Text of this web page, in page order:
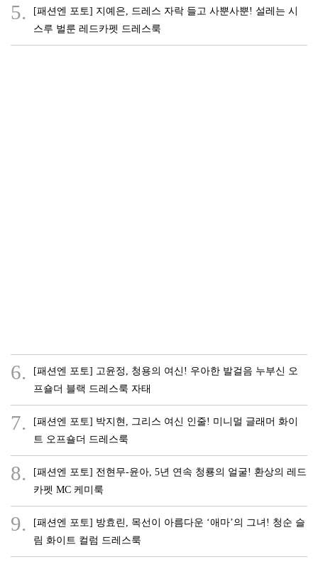
5.
[패션엔 포토] 지예은, 드레스 자락 들고 사뿐사뿐! 설레는 시
스루 벌룬 레드카펫 드레스룩
6.
[패션엔 포토] 고윤정, 청용의 여신! 우아한 발걸음 누부신 오
프숄더 블랙 드레스룩 자태
7.
[패션엔 포토] 박지현, 그리스 여신 인줄! 미니멀 글래머 화이
트 오프숄더 드레스룩
8.
[패션엔 포토] 전현무-윤아, 5년 연속 청룡의 얼굴! 환상의 레드
카펫 MC 케미룩
9.
[패션엔 포토] 방효린, 목선이 아름다운 ‘애마’의 그녀! 청순 슬
림 화이트 컬럼 드레스룩